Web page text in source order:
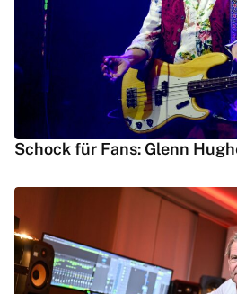
Schock für Fans: Glenn